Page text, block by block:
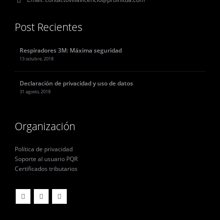
Post Recientes
Respiradores 3M: Máxima seguridad
13 octubre, 2018
Declaración de privacidad y uso de datos
31 agosto, 2018
Organización
Política de privacidad
Soporte al usuario PQR
Certificados tributarios